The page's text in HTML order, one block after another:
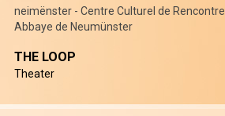
neimënster - Centre Culturel de Rencontre
Abbaye de Neumünster
THE LOOP
Theater